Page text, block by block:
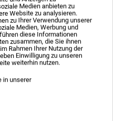
Medien anbieten zu
Website zu analysieren.
zu Ihrer Verwendung unserer
Medien, Werbung und
diese Informationen
zusammen, die Sie ihnen
Rahmen Ihrer Nutzung der
Einwilligung zu unseren
weiterhin nutzen.
in unserer
0
0
0
0